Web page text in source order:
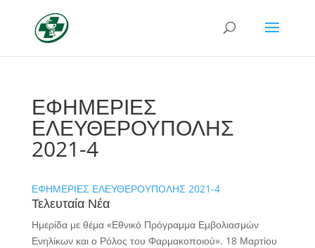
ΕΦΗΜΕΡΙΕΣ
ΕΛΕΥΘΕΡΟΥΠΟΛΗΣ
2021-4
ΕΦΗΜΕΡΙΕΣ ΕΛΕΥΘΕΡΟΥΠΟΛΗΣ 2021-4
Τελευταία Νέα
Ημερίδα με θέμα «Εθνικό Πρόγραμμα Εμβολιασμών
Ενηλίκων και ο Ρόλος του Φαρμακοποιού». 18 Μαρτίου